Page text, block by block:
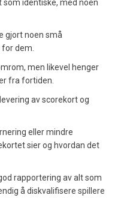
som identiske, med noen
gjort noen små
dem.
men likevel henger
fra fortiden.
av scorekort og
eller mindre
sier og hvordan det
rapportering av alt som
å diskvalifisere spillere